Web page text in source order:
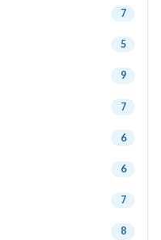
7
5
9
7
6
6
7
8